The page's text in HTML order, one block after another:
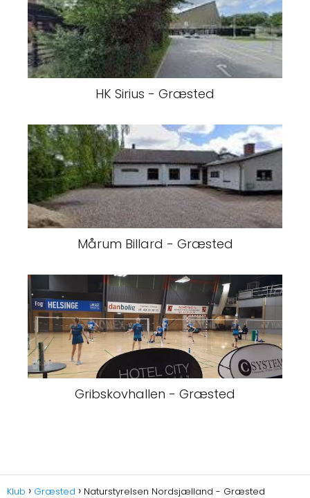
HK Sirius - Græsted
Mårum Billard - Græsted
Gribskovhallen - Græsted
Klub Græsted Naturstyrelsen Nordsjælland - Græsted